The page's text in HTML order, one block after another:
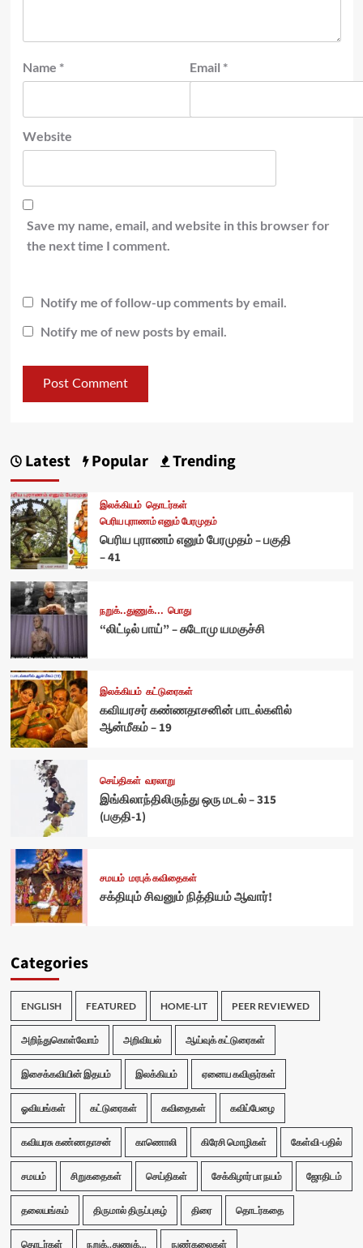
Name * Email *
Website
Save my name, email, and website in this browser for
the next time I comment.
Notify me of follow-up comments by email.
Notify me of new posts by email.
Latest Popular Trending
இலக்கியம் தொடர்கள்
பெரிய புராணம் எனும் பேரமுதம்
பெரிய புராணம் எனும் பேரமுதம் – பகுதி
– 41
நறுக்..துணுக்... பொது
“லிட்டில் பாய்” – சுடோமு யமகுச்சி
இலக்கியம் கட்டுரைகள்
கவியரசர் கண்ணதாசனின் பாடல்களில்
ஆன்மீகம் – 19
செய்திகள் வரலாறு
இங்கிலாந்திலிருந்து ஒரு மடல் – 315
(பகுதி-1)
சமயம் மரபுக் கவிதைகள்
சக்தியும் சிவனும் நித்தியம் ஆவார்!
Categories
ENGLISH FEATURED HOME-LIT PEER REVIEWED
அறிந்துகொள்வோம் அறிவியல் ஆய்வுக் கட்டுரைகள்
இசைக்கவியின் இதயம் இலக்கியம் ஏனைய கவிஞர்கள்
ஓவியங்கள் கட்டுரைகள் கவிதைகள் கவிப்பேழை
கவியரசு கண்ணதாசன் காணொலி கிரேசி மொழிகள் கேள்வி-பதில்
சமயம் சிறுகதைகள் செய்திகள் சேக்கிழார் பா நயம் ஜோதிடம்
தலையங்கம் திருமால் திருப்புகழ் திரை தொடர்கதை
தொடர்கள் நறுக்..துணுக்... நுண்கலைகள்